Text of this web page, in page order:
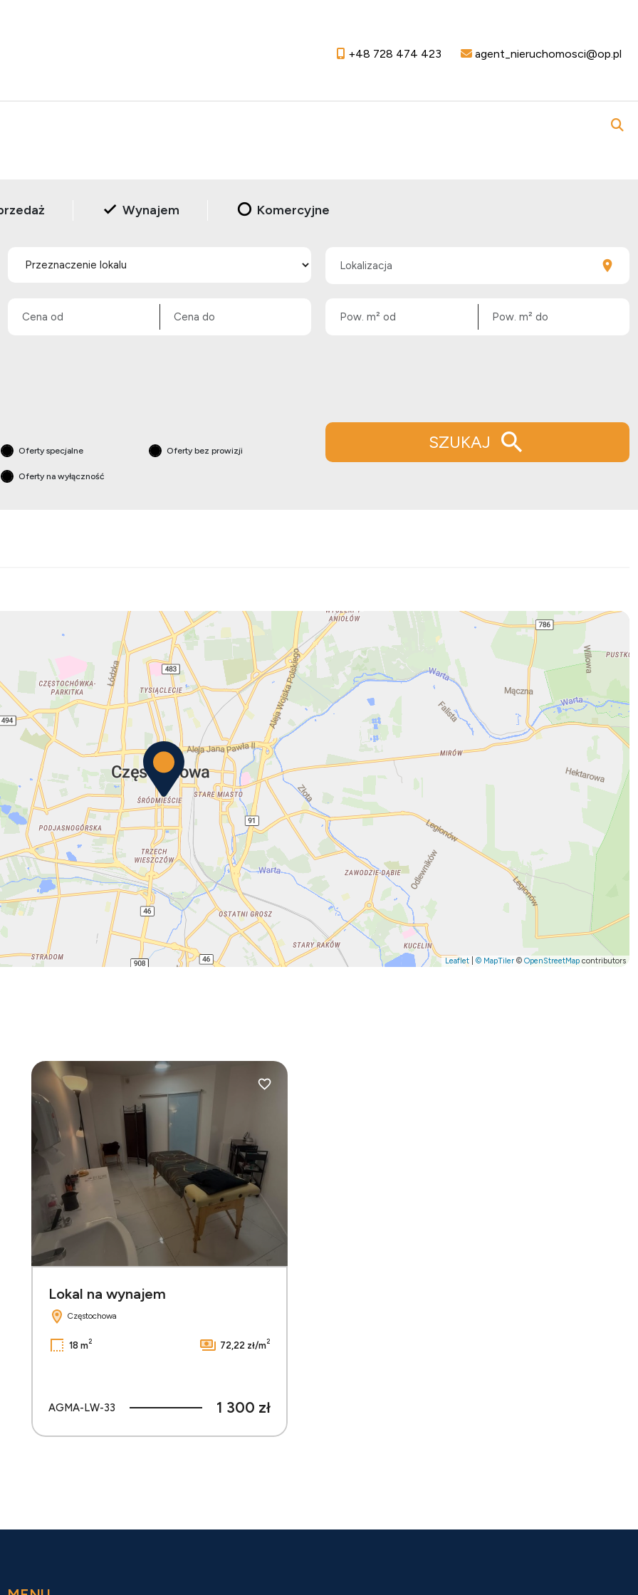
+48 728 474 423 agent_nieruchomosci@op.pl
Wynajem Komercyjne
Oferty specjalne Oferty bez prowizji
Oferty na wyłączność
SZUKAJ
Leaflet © MapTiler © OpenStreetMap contributors
Dodaj do ulubionych
Lokal na wynajem
Częstochowa
18 m2 72,22 zł/m2
AGMA-LW-33 1 300 zł